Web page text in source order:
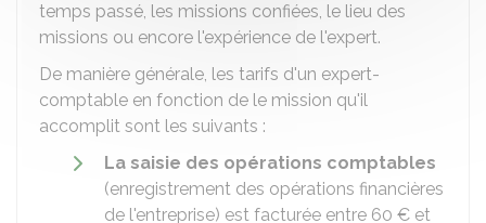
temps passé, les missions confiées, le lieu des
missions ou encore l'expérience de l'expert.
De manière générale, les tarifs d'un expert-
comptable en fonction de le mission qu'il
accomplit sont les suivants :
La saisie des opérations comptables
(enregistrement des opérations financières
de l'entreprise) est facturée entre 60 € et